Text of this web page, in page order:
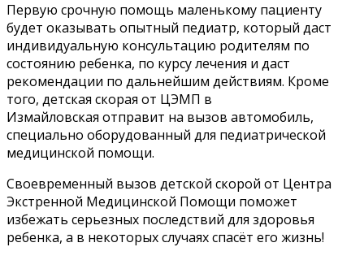
Первую срочную помощь маленькому пациенту
будет оказывать опытный педиатр, который даст
индивидуальную консультацию родителям по
состоянию ребенка, по курсу лечения и даст
рекомендации по дальнейшим действиям. Кроме
того, детская скорая от ЦЭМП в
Измайловская отправит на вызов автомобиль,
специально оборудованный для педиатрической
медицинской помощи.
Своевременный вызов детской скорой от Центра
Экстренной Медицинской Помощи поможет
избежать серьезных последствий для здоровья
ребенка, а в некоторых случаях спасёт его жизнь!